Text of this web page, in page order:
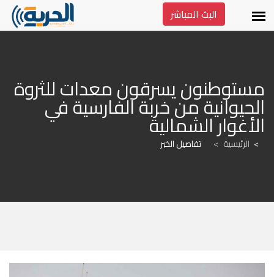
البث المباشر
الحيوانية من خربة الفارسية في
الأغوار الشمالية
الرئيسية > تفاصيل الخبر